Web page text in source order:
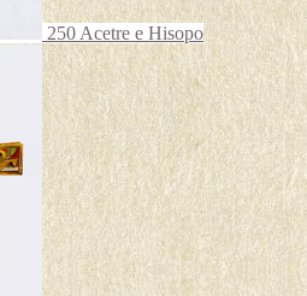
250 Acetre e Hisopo